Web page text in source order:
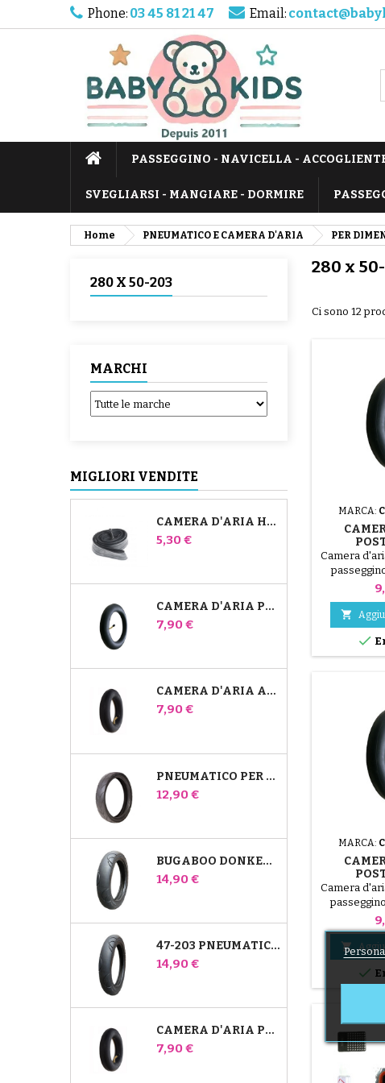
Phone: 03 45 81 21 47 Email:
PASSEGGINO - NAVICELLA -
SVEGLIARSI - MANGIARE - DORMIRE
Home PNEUMATICO E CAMERA D'ARIA PER
280 X 50-203
MARCHI
MIGLIORI VENDITE
CAMERA D'ARIA HIGH TREK BÉBÉ CONFORT
Prezzo
5,30 €
CAMERA D'ARIA PER PASSEGGINO JANÉ SLALOM PRO E POWERTWIN
Prezzo
7,90 €
CAMERA D'ARIA ANTERIORE DEL PASSEGGINO BUGABOO DONKEY
Prezzo
7,90 €
PNEUMATICO PER PASSEGGINO JANÉ SLALOM PRO E POWERTWIN
Prezzo
12,90 €
BUGABOO DONKEY 39X177 PNEUMATICO COMPATIBILE PER PASSEGGINO - PER RUOTA ANTERIORE
Prezzo
14,90 €
47-203 PNEUMATICO COMPATIBILE CON IL PASSEGGINO BUGABOO DONKEY - PER RUOTA POSTERIORE
Prezzo
14,90 €
CAMERA D'ARIA POSTERIORE WHIZ RED CASTLE
Prezzo
7,90 €
280 x
Ci sono 12
MARCA:
TWINNER
Camera


MARCA:
REVERSE
Camera

